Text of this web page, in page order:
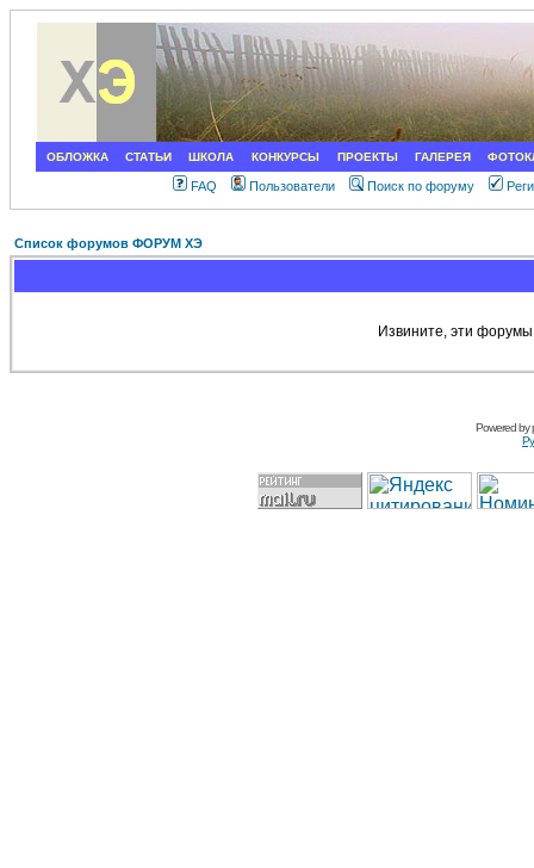
ОБЛОЖКА СТАТЬИ ШКОЛА КОНКУРСЫ ПРОЕКТЫ ГАЛЕРЕЯ
FAQ Пользователи Поиск по форуму
Список форумов ФОРУМ ХЭ
Извините, эти
Powered by